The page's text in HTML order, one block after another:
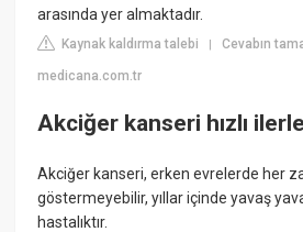
arasında yer almaktadır.
Kaynak kaldırma talebi |Cevabın
medicana.com.tr
Akciğer kanseri hızlı
Akciğer kanseri, erken evrelerde her
göstermeyebilir, yıllar içinde yavaş
hastalıktır.